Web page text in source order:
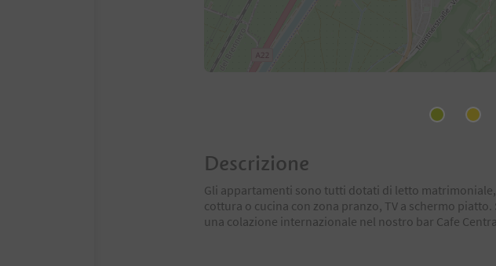
Descrizione
Gli appartamenti sono tutti dotati di letto
cottura o cucina con zona pranzo, TV a schermo
una colazione internazionale nel nostro bar Cafe